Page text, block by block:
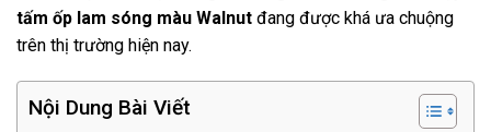
tấm ốp lam sóng màu Walnut đang được khá ưa chuộng
trên thị trường hiện nay.
Nội Dung Bài Viết